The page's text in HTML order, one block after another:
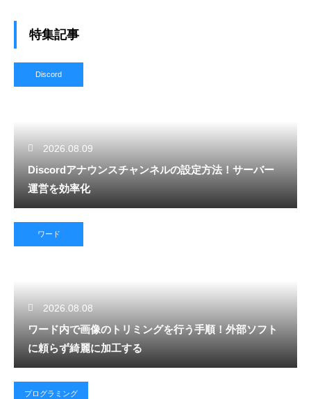
特集記事
Discord
2026.08.09
Discordアナウンスチャンネルの設定方法！サーバー
運営を効率化
ワード
2026.08.08
ワード内で画像のトリミングを行う手順！外部ソフト
に頼らず綺麗に加工する
プログラミング